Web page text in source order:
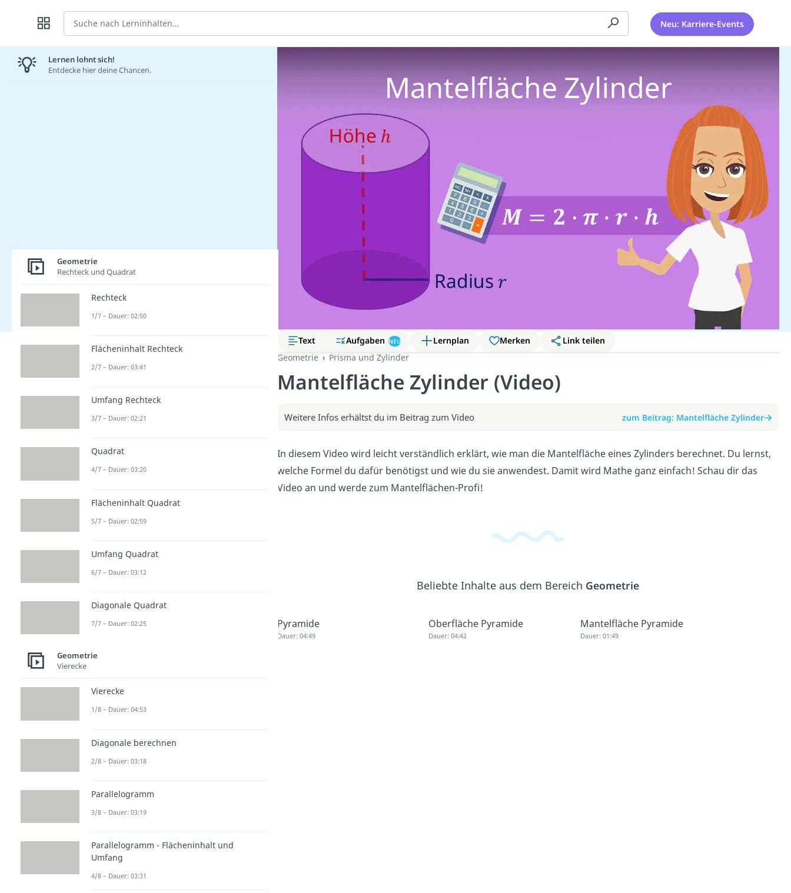
Suche Neu: Karriere-Events
Text Aufgaben NEU Lernplan Merken
Link teilen
Geometrie
Prisma und Zylinder
Mantelfläche Zylinder (Video)
Weitere Infos erhältst du im Beitrag zum Video zum Beitrag: Mantelfläche Zylinder
In diesem Video wird leicht verständlich erklärt, wie man die Mantelfläche eines Zylinders berechnet. Du lernst,
welche Formel du dafür benötigst und wie du sie anwendest. Damit wird Mathe ganz einfach! Schau dir das
Video an und werde zum Mantelflächen-Profi!
Beliebte Inhalte aus dem Bereich Geometrie
Pyramide
Dauer: 04:49
Oberfläche Pyramide
Dauer: 04:42
Mantelfläche Pyramide
Dauer: 01:49
Lernen lohnt sich!
Entdecke hier deine Chancen.
Geometrie
Rechteck und Quadrat
Rechteck
1/7 – Dauer: 02:50
Flächeninhalt Rechteck
2/7 – Dauer: 03:41
Umfang Rechteck
3/7 – Dauer: 02:21
Quadrat
4/7 – Dauer: 03:20
Flächeninhalt Quadrat
5/7 – Dauer: 02:59
Umfang Quadrat
6/7 – Dauer: 03:12
Diagonale Quadrat
7/7 – Dauer: 02:25
Geometrie
Vierecke
Vierecke
1/8 – Dauer: 04:53
Diagonale berechnen
2/8 – Dauer: 03:18
Parallelogramm
3/8 – Dauer: 03:19
Parallelogramm - Flächeninhalt und
Umfang
4/8 – Dauer: 03:31